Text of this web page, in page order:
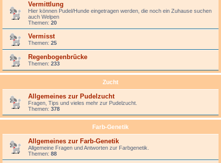
Vermittlung
Hier können Pudel/Hunde eingetragen werden, die noch ein Zuhause suchen
auch Welpen
Themen: 20
Vermisst
Themen: 25
Regenbogenbrücke
Themen: 233
Zucht
Allgemeines zur Pudelzucht
Fragen, Tips und vieles mehr zur Pudelzucht.
Themen: 378
Farb-Genetik
Allgemeines zur Farb-Genetik
Allgemeine Fragen und Antworten zur Farbgenetik.
Themen: 88